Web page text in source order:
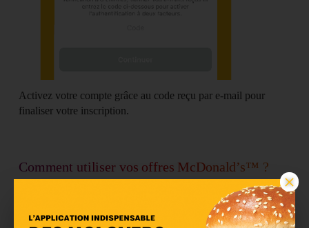
×
Activez votre compte grâce au code reçu par e-mail pour
finaliser votre inscription.
Comment utiliser vos offres McDonald’s™ ?
Suivez ces étapes pour utiliser vos offres McDonald’s.
Étape 1